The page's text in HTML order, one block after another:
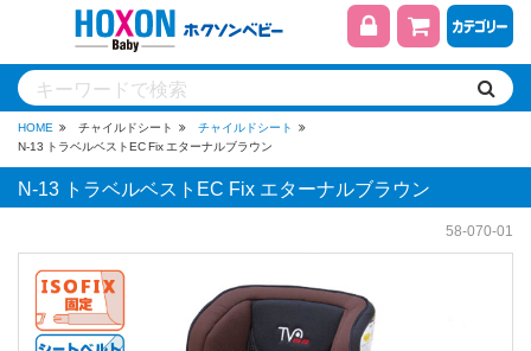
HOME チャイルドシート
チャイルドシート
N-13 トラベルベストEC Fix エターナルブラウン
N-13 トラベルベストEC Fix エターナルブラウン
58-070-01